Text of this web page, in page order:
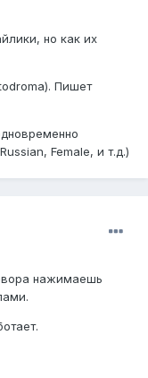
но как их
Пишет
Female, и т.д.)
нажимаешь